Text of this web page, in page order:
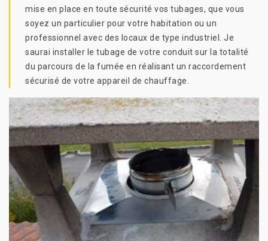
mise en place en toute sécurité vos tubages, que vous
soyez un particulier pour votre habitation ou un
professionnel avec des locaux de type industriel. Je
saurai installer le tubage de votre conduit sur la totalité
du parcours de la fumée en réalisant un raccordement
sécurisé de votre appareil de chauffage.